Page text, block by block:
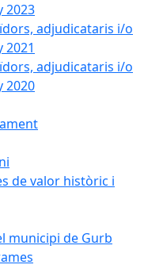
2023
adjudicataris i/o
adjudicataris i/o
2020
de valor històric i
municipi de Gurb